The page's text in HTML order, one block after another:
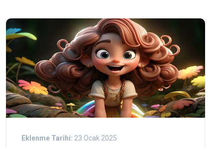
Eklenme Tarihi: 23 Ocak 2025